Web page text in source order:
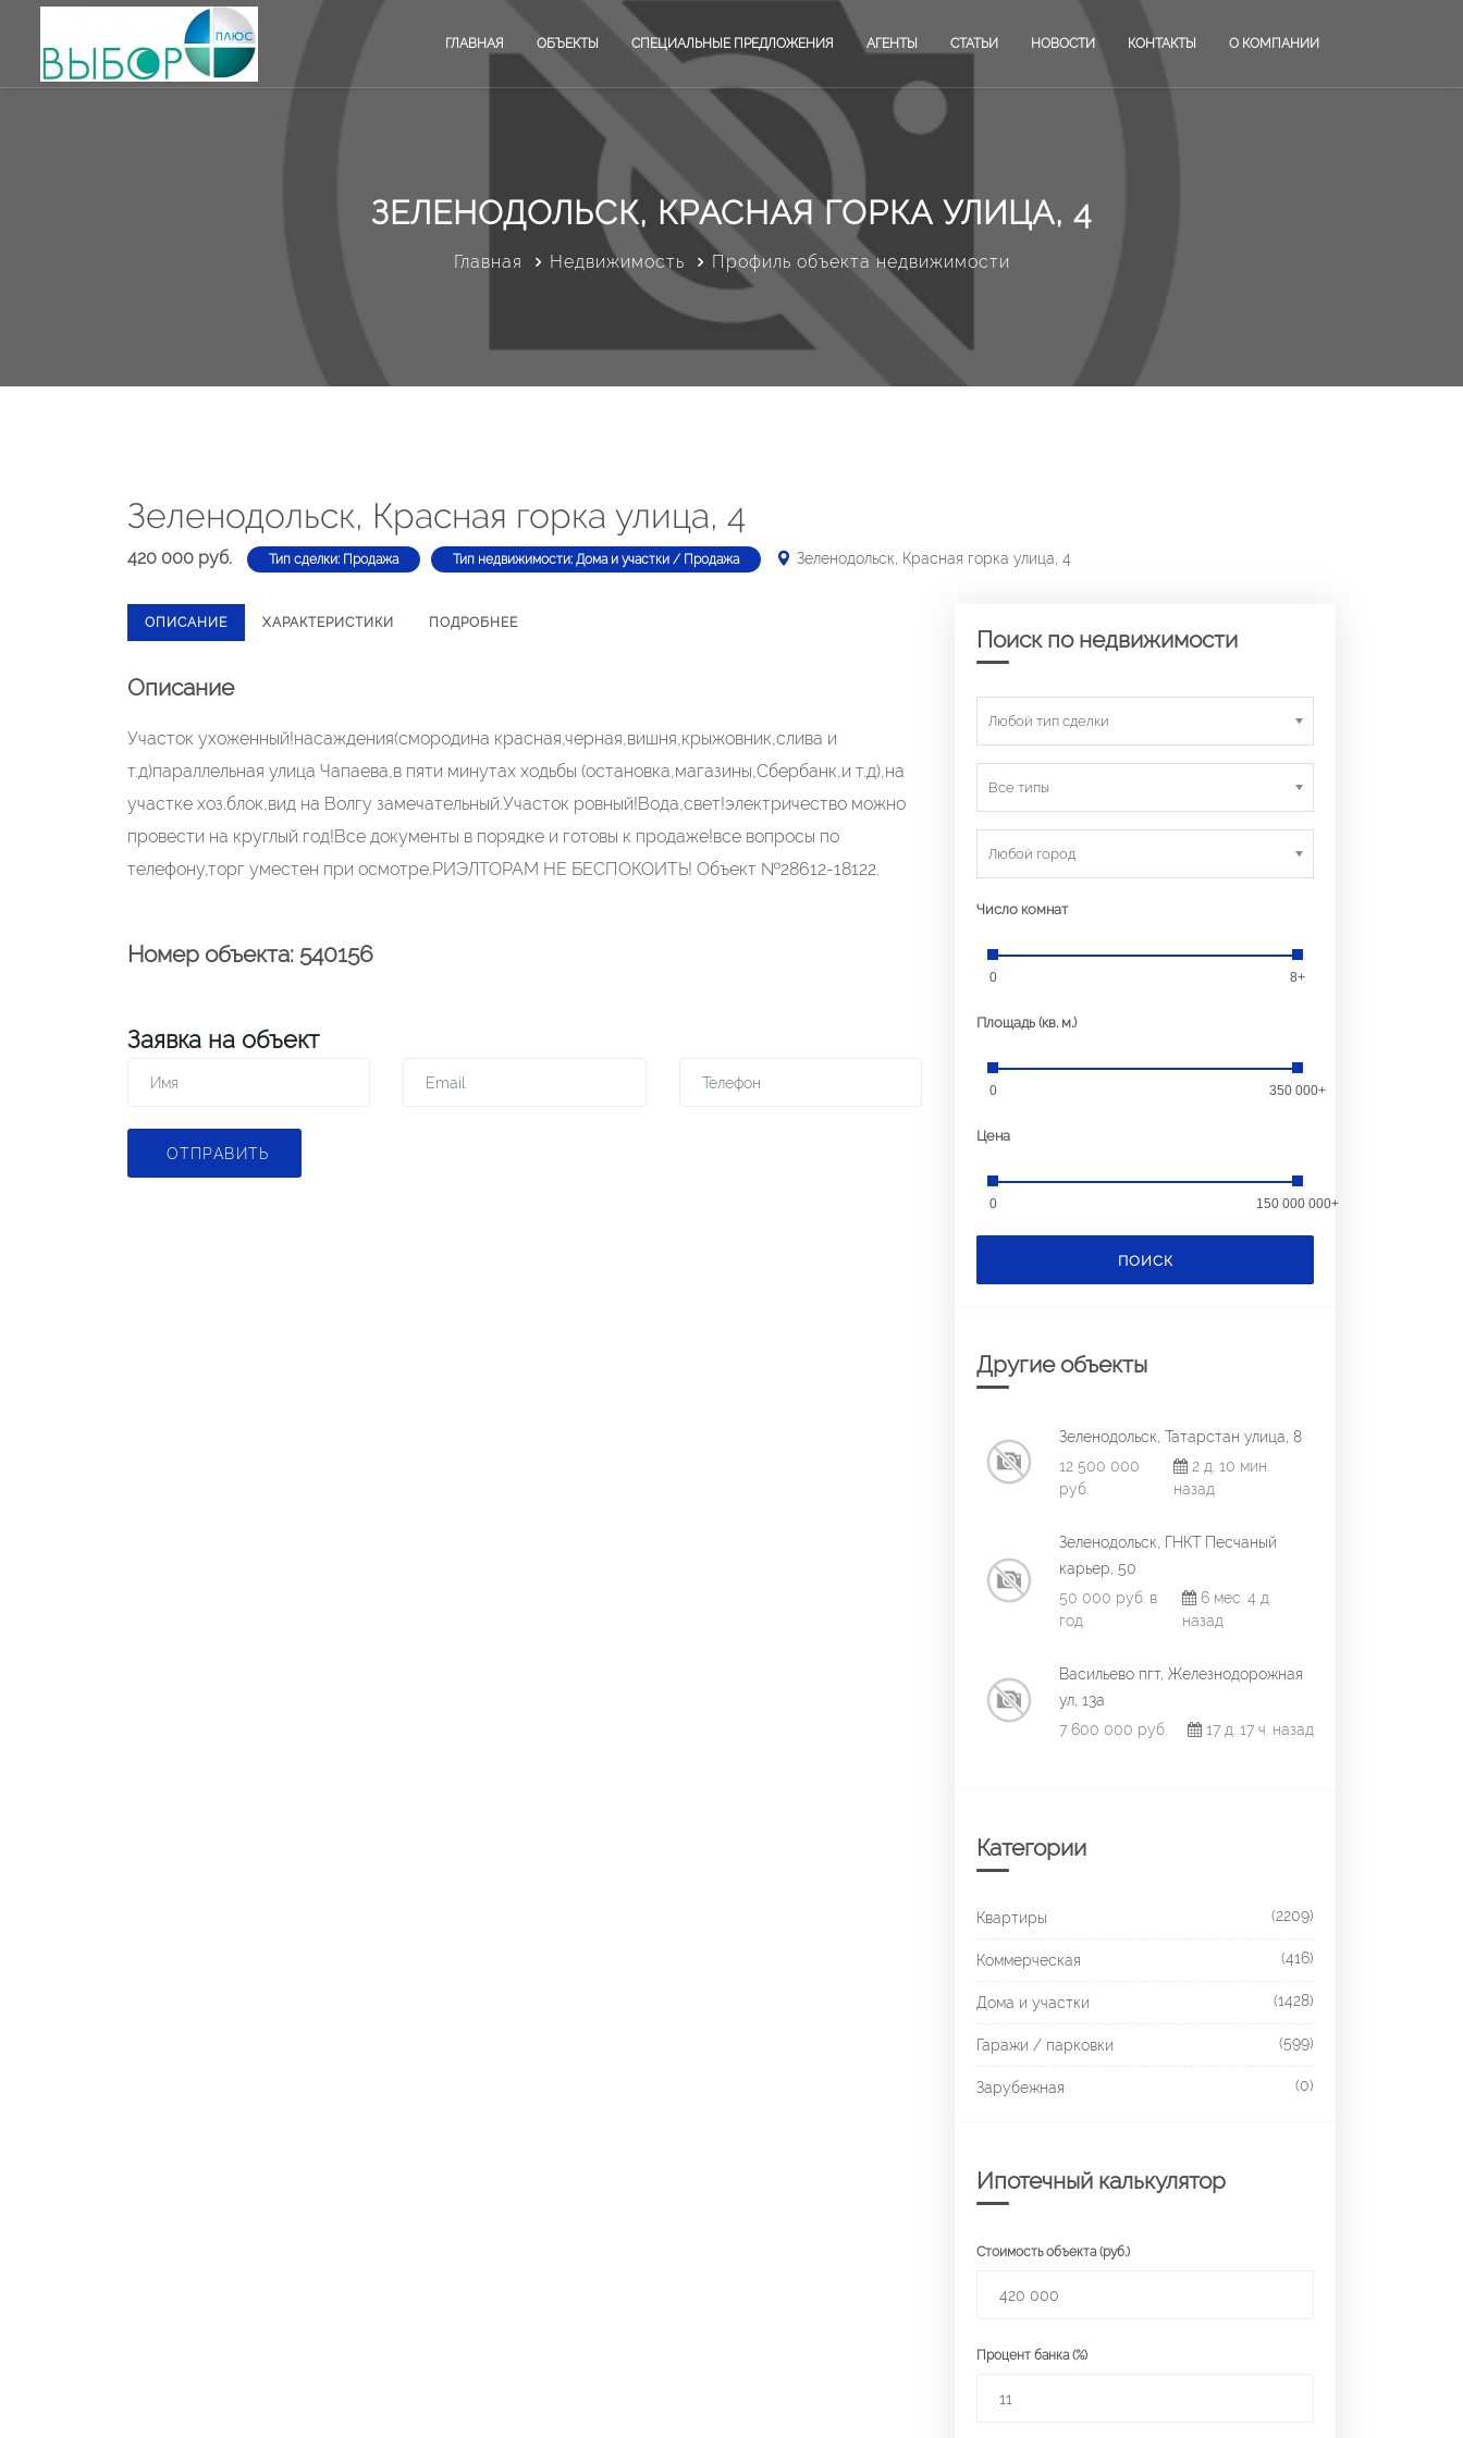
ГЛАВНАЯ ОБЪЕКТЫ СПЕЦИАЛЬНЫЕ ПРЕДЛОЖЕНИЯ АГЕНТЫ СТАТЬИ НОВОСТИ КОНТАКТЫ О КОМПАНИИ
ЗЕЛЕНОДОЛЬСК, КРАСНАЯ ГОРКА УЛИЦА, 4
Главная Недвижимость Профиль объекта недвижимости
Зеленодольск, Красная горка улица, 4
420 000 руб. Тип сделки: Продажа Тип недвижимости: Дома и участки / Продажа Зеленодольск, Красная горка улица, 4
ОПИСАНИЕ ХАРАКТЕРИСТИКИ ПОДРОБНЕЕ
Описание
Участок ухоженный!насаждения(смородина красная,черная,вишня,крыжовник,слива и
т.д)параллельная улица Чапаева,в пяти минутах ходьбы (остановка,магазины,Сбербанк,и т.д),на
участке хоз.блок,вид на Волгу замечательный.Участок ровный!Вода,свет!электричество можно
провести на круглый год!Все документы в порядке и готовы к продаже!все вопросы по
телефону,торг уместен при осмотре.РИЭЛТОРАМ НЕ БЕСПОКОИТЬ! Объект №28612-18122.
Номер объекта: 540156
Заявка на объект
ОТПРАВИТЬ
Поиск по недвижимости
Любой тип сделки
Все типы
Любой город
Число комнат
0 8+
Площадь (кв. м.)
0 350 000+
Цена
0 150 000 000+
ПОИСК
Другие объекты
Зеленодольск, Татарстан улица, 8
12 500 000
руб.
2 д. 10 мин.
назад
Зеленодольск, ГНКТ Песчаный
карьер, 50
50 000 руб. в
год
6 мес. 4 д.
назад
Васильево пгт, Железнодорожная
ул, 13а
7 600 000 руб.
17 д. 17 ч. назад
Категории
Квартиры (2209)
Коммерческая (416)
Дома и участки (1428)
Гаражи / парковки (599)
Зарубежная (0)
Ипотечный калькулятор
Стоимость объекта (руб.)
Процент банка (%)